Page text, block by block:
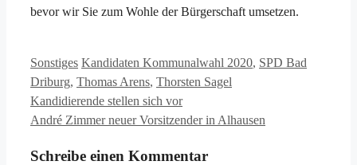
bevor wir Sie zum Wohle der Bürgerschaft umsetzen.
Kategorien
Sonstiges Schlagwörter
Kandidaten Kommunalwahl 2020, SPD Bad
Driburg, Thomas Arens, Thorsten Sagel
Kandidierende stellen sich vor
André Zimmer neuer Vorsitzender in Alhausen
Schreibe einen Kommentar